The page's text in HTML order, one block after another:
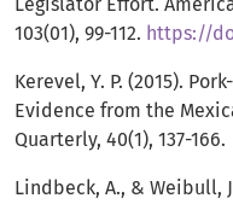
Legislator Effort.
103(01), 99-112. https://
Kerevel, Y. P. (2015).
Evidence from the
Quarterly, 40(1), 137-166.
Lindbeck, A., & Weibull,